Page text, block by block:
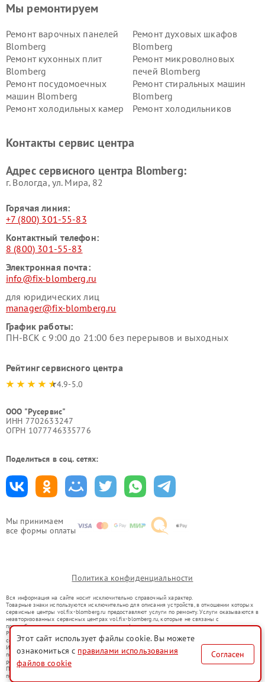
Мы принимаем
все формы оплаты
Мы ремонтируем
Ремонт варочных панелей
Blomberg
Ремонт духовых шкафов
Blomberg
Ремонт кухонных плит
Blomberg
Ремонт микроволновых
печей Blomberg
Ремонт посудомоечных
машин Blomberg
Ремонт стиральных машин
Blomberg
Ремонт холодильных камер
Ремонт холодильников
Контакты сервис центра
Адрес сервисного центра Blomberg:
г. Вологда, ул. Мира, 82
Горячая линия:
+7 (800) 301-55-83
Контактный телефон:
8 (800) 301-55-83
Электронная почта:
info@fix-blomberg.ru
для юридических лиц
manager@fix-blomberg.ru
График работы:
ПН-ВСК с 9:00 до 21:00 без перерывов и выходных
Рейтинг сервисного центра
4.9-5.0
ООО "Русервис"
ИНН 7702633247
ОГРН 1077746335776
Поделиться в соц. сетях:
Политика конфиденциальности
Вся информация на сайте носит исключительно справочный характер.
Товарные знаки используются исключительно для описания устройств, в отношении которых
сервисные центры vol.fix-blomberg.ru предоставляют услуги по ремонту. Услуги оказываются в
неавторизованных сервисных центрах vol.fix-blomberg.ru, которые не связаны с
правообладателями товарных знаков или их официальными представителями.
Ремонт осуществляется для устройств, уже введенных в гражданский оборот в соответствии
со статьей 1487 ГК РФ.
Использование товарных знаков не преследует цели индивидуализации услуг или введения
потребителей в заблуждение, а служит для информирования о предоставляемых услугах по
ремонту техники указанных брендов.
Представленная на сайте информация не является публичной офертой, определяемой
положениями Статьи 437(2) Гражданского кодекса РФ
Этот сайт использует файлы cookie. Вы можете
ознакомиться с правилами использования
файлов cookie
Согласен